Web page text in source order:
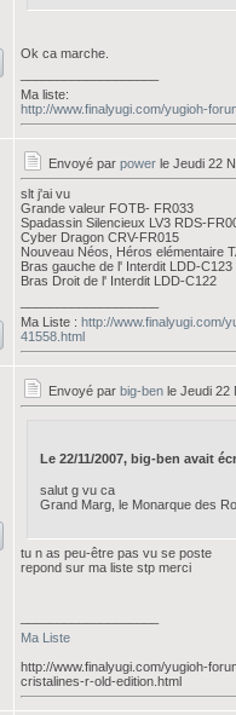
Ok ca marche.
Ma liste:
http://www.finalyugi.com/yugioh-
Envoyé par power le Jeudi 22
slt j'ai vu
Grande valeur FOTB- FR033
Spadassin Silencieux LV3 RDS-
Cyber Dragon CRV-FR015
Nouveau Néos, Héros elémentaire
Bras gauche de l' Interdit LDD-C123
Bras Droit de l' Interdit LDD-C122
Ma Liste : http://www.finalyugi.com/
41558.html
Envoyé par big-ben le Jeudi 22
Le 22/11/2007, big-ben avait
salut g vu ca
Grand Marg, le Monarque des
tu n as peu-être pas vu se poste
repond sur ma liste stp merci
Ma Liste
http://www.finalyugi.com/yugioh-
cristalines-r-old-edition.html